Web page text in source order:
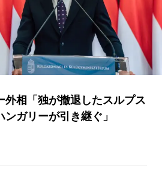
外相「独が撤退したスルプス
ガリーが引き継ぐ」